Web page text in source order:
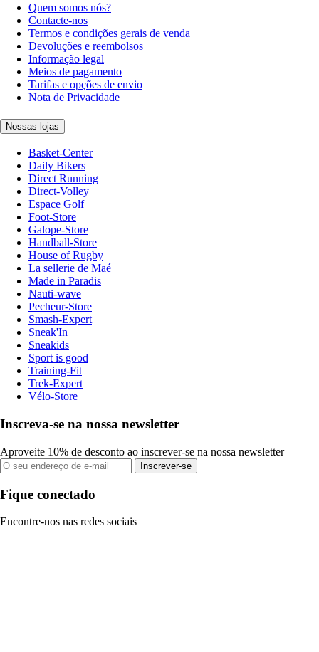
Quem somos nós?
Contacte-nos
Termos e condições gerais de venda
Devoluções e reembolsos
Informação legal
Meios de pagamento
Tarifas e opções de envio
Nota de Privacidade
Nossas lojas
Basket-Center
Daily Bikers
Direct Running
Direct-Volley
Espace Golf
Foot-Store
Galope-Store
Handball-Store
House of Rugby
La sellerie de Maé
Made in Paradis
Nauti-wave
Pecheur-Store
Smash-Expert
Sneak'In
Sneakids
Sport is good
Training-Fit
Trek-Expert
Vélo-Store
Inscreva-se na nossa newsletter
Aproveite 10% de desconto ao inscrever-se na nossa newsletter
Inscrever-se
Fique conectado
Encontre-nos nas redes sociais